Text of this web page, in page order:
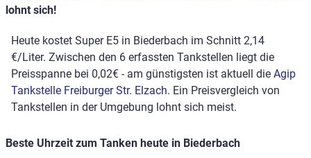
lohnt sich!
Heute kostet Super E5 in Biederbach im Schnitt 2,14
€/Liter. Zwischen den 6 erfassten Tankstellen liegt die
Preisspanne bei 0,02€ - am günstigsten ist aktuell die Agip
Tankstelle Freiburger Str. Elzach. Ein Preisvergleich von
Tankstellen in der Umgebung lohnt sich meist.
Beste Uhrzeit zum Tanken heute in Biederbach